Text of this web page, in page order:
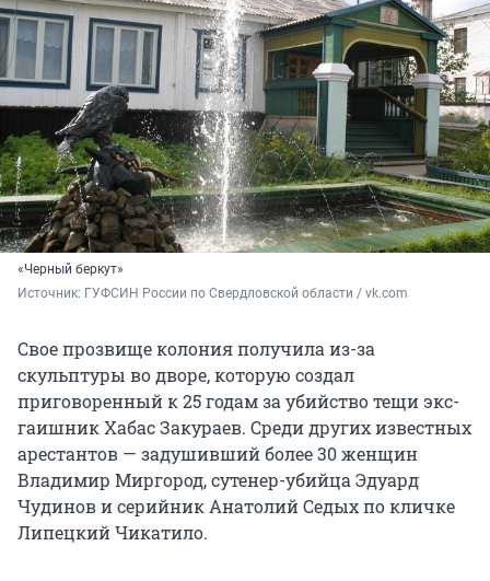
«Черный беркут»
Источник: ГУФСИН России по Свердловской области / vk.com
Свое прозвище колония получила из-за
скульптуры во дворе, которую создал
приговоренный к 25 годам за убийство тещи экс-
гаишник Хабас Закураев. Среди других известных
арестантов — задушивший более 30 женщин
Владимир Миргород, сутенер-убийца Эдуард
Чудинов и серийник Анатолий Седых по кличке
Липецкий Чикатило.